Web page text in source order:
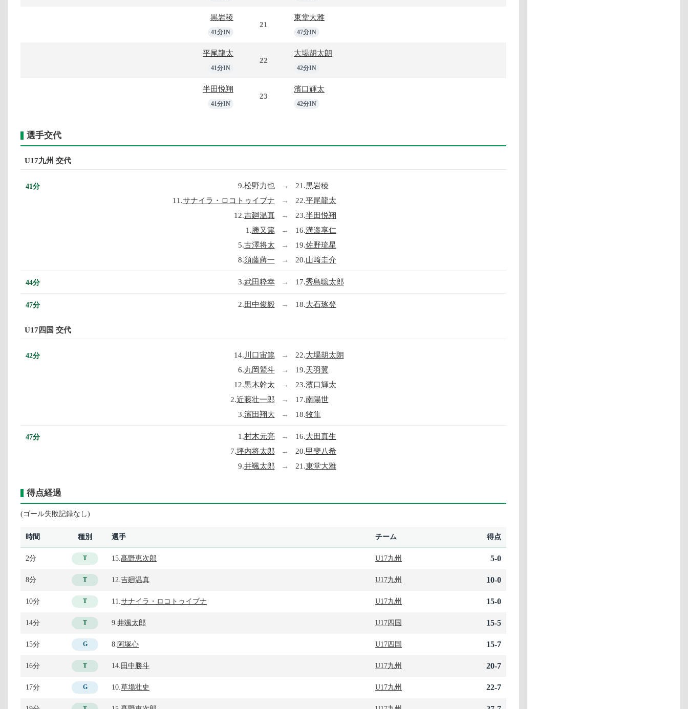
黒岩稜
41分IN
21
東堂大雅
47分IN
平尾龍太
41分IN
22
大場胡太朗
42分IN
半田悦翔
41分IN
23
濱口輝太
42分IN
選手交代
U17九州 交代
41分 9.松野力也 → 21.黒岩稜
11.サナイラ・ロコトゥイブナ → 22.平尾龍太
12.吉廻温真 → 23.半田悦翔
1.勝又篤 → 16.溝邉享仁
5.古澤将太 → 19.佐野琉星
8.須藤蔣一 → 20.山﨑圭介
44分 3.武田粋幸 → 17.秀島聡太郎
47分 2.田中俊毅 → 18.大石琢登
U17四国 交代
42分 14. 川口宙篤 → 22.大場胡太朗
6.丸岡鷲斗 → 19.天羽翼
12.黒木幹太 → 23.濱口輝太
2.近藤壮一郎 → 17.南陽世
3.濱田翔大 → 18.牧隼
47分 1.村木元亮 → 16.大田真生
7.坪内将太郎 → 20.甲斐八希
9.井颯太郎 → 21.東堂大雅
得点経過
(ゴール失敗記録なし)
時間 種別 選手 チーム 得点
2分 T 15. 髙野恵次郎 U17九州 5-0
8分 T 12. 吉廻温真 U17九州 10-0
10分 T 11. サナイラ・ロコトゥイブナ U17九州 15-0
14分 T 9. 井颯太郎 U17四国 15-5
15分 G 8. 阿塚心 U17四国 15-7
16分 T 14. 田中勝斗 U17九州 20-7
17分 G 10. 草場壮史 U17九州 22-7